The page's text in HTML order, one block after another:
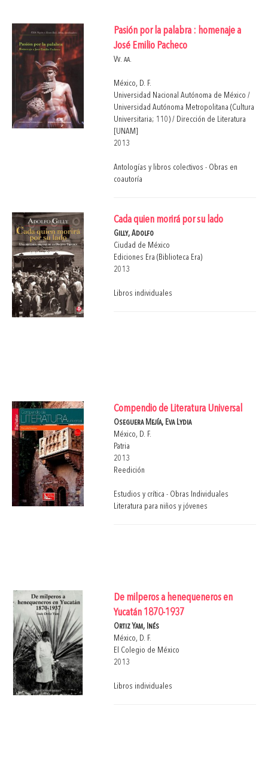
Pasión por la palabra : homenaje a
José Emilio Pacheco
Vv. aa.
México, D. F.
Universidad Nacional Autónoma de México /
Universidad Autónoma Metropolitana (Cultura
Universitaria; 110) / Dirección de Literatura
[UNAM]
2013
Antologías y libros colectivos - Obras en
coautoría
Cada quien morirá por su lado
Gilly, Adolfo
Ciudad de México
Ediciones Era (Biblioteca Era)
2013
Libros individuales
Compendio de Literatura Universal
Oseguera Mejía, Eva Lydia
México, D. F.
Patria
2013
Reedición
Estudios y crítica - Obras Individuales
Literatura para niños y jóvenes
De milperos a henequeneros en
Yucatán 1870-1937
Ortiz Yam, Inés
México, D. F.
El Colegio de México
2013
Libros individuales